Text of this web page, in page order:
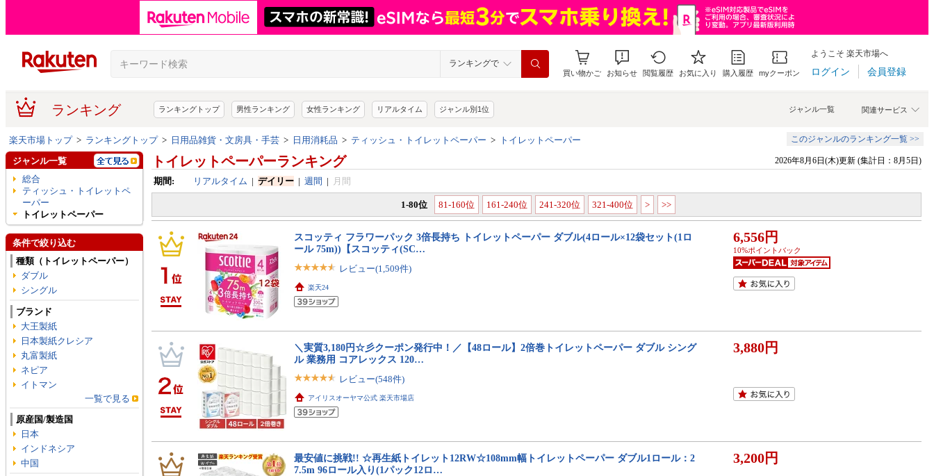
ランキングで
買い物かご お知らせ 閲覧履歴 お気に入り 購入履歴 myクーポン
ようこそ 楽天市場へ
ログイン 会員登録
ランキング 関連サービス
ジャンル一覧
ランキングトップ 男性ランキング 女性ランキング リアルタイム ジャンル別1位
楽天市場トップ> ランキングトップ> 日用品雑貨・文房具・手芸 > 日用消耗品 > ティッシュ・トイレットペーパー > トイレットペーパー このジャンルのランキング一覧 >>
トイレットペーパーランキング 2026年8月6日(木)更新 (集計日：8月5日)
期間: リアルタイム | デイリー| 週間 | 月間
1-80位 81-160位 161-240位 241-320位 321-400位 > >>
スコッティ フラワーパック 3倍長持ち トイレットペーパー ダブル(4ロール×12袋セット(1ロ
ール 75m))【スコッティ(SC…
レビュー(1,509件)
楽天24
6,556円
10%ポイントバック
＼実質3,180円☆彡クーポン発行中！／【48ロール】2倍巻トイレットペーパー ダブル シング
ル 業務用 コアレックス 120…
レビュー(548件)
アイリスオーヤマ公式 楽天市場店
3,880円
最安値に挑戦!! ☆再生紙トイレット12RW☆108mm幅トイレットペーパー ダブル1ロール：2
7.5m 96ロール入り(1パック12ロ…
3,200円
ジャンル一覧
総合
ティッシュ・トイレットペ
ーパー
トイレットペーパー
条件で絞り込む
種類（トイレットペーパー）
ダブル
シングル
ブランド
大王製紙
日本製紙クレシア
丸富製紙
ネピア
イトマン
一覧で見る
原産国/製造国
日本
インドネシア
中国